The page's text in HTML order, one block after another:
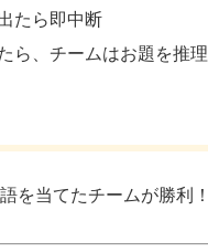
たら即中断
ら、チームはお題を推理
を当てたチームが勝利！